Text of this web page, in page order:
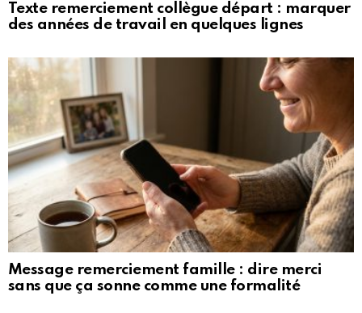
Texte remerciement collègue départ : marquer
des années de travail en quelques lignes
Message remerciement famille : dire merci
sans que ça sonne comme une formalité